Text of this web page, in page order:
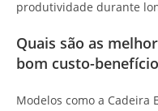
produtividade durante
Quais são as
bom custo-
Modelos como a Cadeira